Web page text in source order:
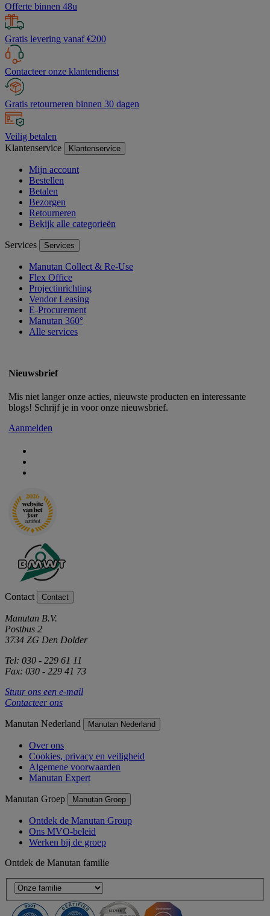
Offerte binnen 48u
Gratis levering vanaf €200
Contacteer onze klantendienst
Gratis retourneren binnen 30 dagen
Veilig betalen
Klantenservice
Klantenservice
Mijn account
Bestellen
Betalen
Bezorgen
Retourneren
Bekijk alle categorieën
Services Services
Manutan Collect & Re-Use
Flex Office
Projectinrichting
Vendor Leasing
E-Procurement
Manutan 360°
Alle services
Nieuwsbrief
Mis niet langer onze acties, nieuwste producten en interessante
blogs! Schrijf je in voor onze nieuwsbrief.
Aanmelden
Contact Contact
Manutan B.V.
Postbus 2
3734 ZG Den Dolder
Tel: 030 - 229 61 11
Fax: 030 - 229 41 73
Stuur ons een e-mail
Contacteer ons
Manutan Nederland Manutan Nederland
Over ons
Cookies, privacy en veiligheid
Algemene voorwaarden
Manutan Expert
Manutan Groep Manutan Groep
Ontdek de Manutan Group
Ons MVO-beleid
Werken bij de groep
Ontdek de Manutan familie